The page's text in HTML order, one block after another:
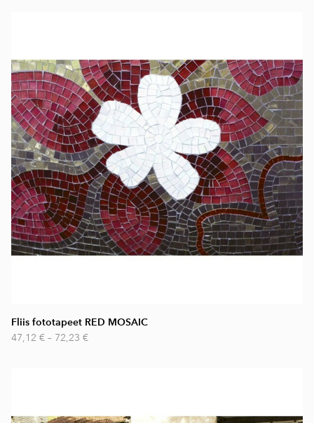
Fliis fototapeet RED MOSAIC
47,12 € – 72,23 €